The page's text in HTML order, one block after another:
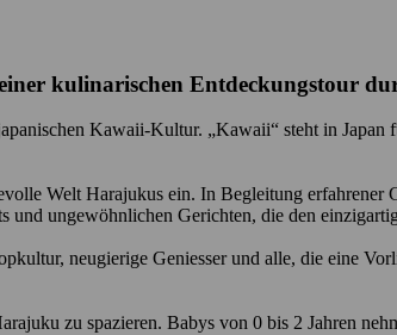
kulinarischen Entdeckungstour
Kawaii-Kultur. „Kawaii“ steht in
Welt Harajukus ein. In Begleitung erfahrener
ungewöhnlichen Gerichten, die den
neugierige Geniesser und alle, die eine
zu spazieren. Babys von 0 bis 2 Jahren